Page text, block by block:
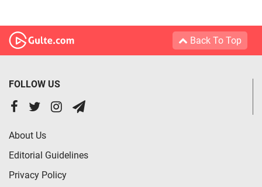
Back To Top
FOLLOW US
About Us
Editorial Guidelines
Privacy Policy